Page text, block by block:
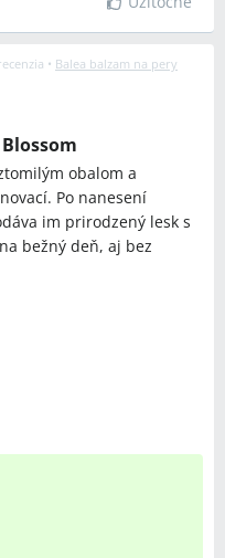
• Balea balzam na pery
obalom a
Po nanesení
im prirodzený lesk s
bežný deň, aj bez